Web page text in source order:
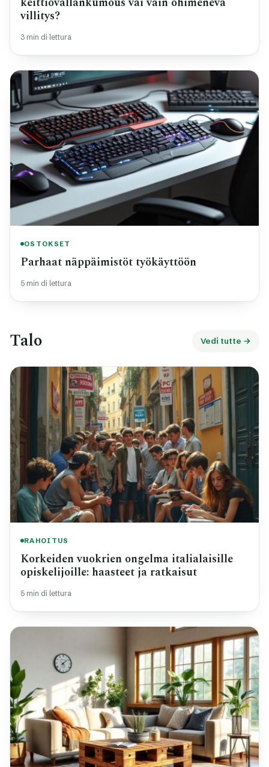
villitys?
3 min di lettura
OSTOKSET
Parhaat näppäimistöt työkäyttöön
5 min di lettura
Talo Vedi tutte →
RAHOITUS
Korkeiden vuokrien ongelma italialaisille
opiskelijoille: haasteet ja ratkaisut
5 min di lettura